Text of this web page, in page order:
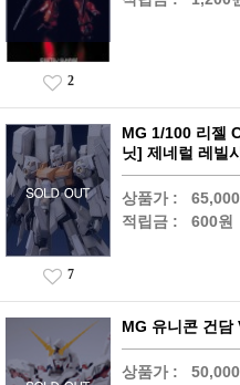
2
MG 1/100 리젤
닛] 제네럴 레빌
상품가 : 65,000
적립금 : 600원
7
MG 유니콘 건담
상품가 : 50,000